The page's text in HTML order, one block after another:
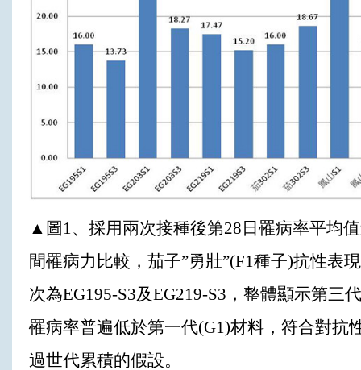
▲圖1、採用兩次接種後第28日罹病率平均
間罹病力比較，茄子”勇壯”(F1種子)抗性表
次為EG195-S3及EG219-S3，整體顯示第三
罹病率普遍低於第一代(G1)材料，符合對抗
過世代累積的假設。